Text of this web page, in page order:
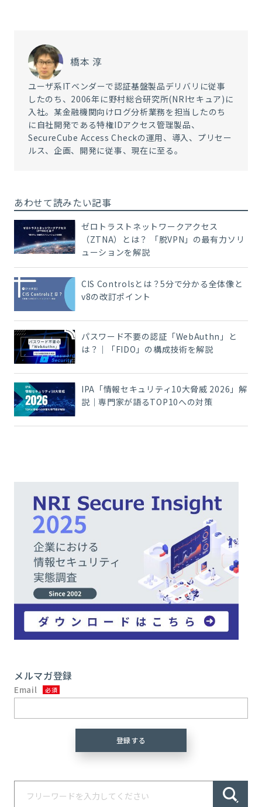
橋本 淳
ユーザ系ITベンダーで認証基盤製品デリバリに従事
したのち、2006年に野村総合研究所(NRIセキュア)に
入社。某金融機関向けログ分析業務を担当したのち
に自社開発である特権IDアクセス管理製品、
SecureCube Access Checkの運用、導入、プリセー
ルス、企画、開発に従事、現在に至る。
あわせて読みたい記事
ゼロトラストネットワークアクセス
（ZTNA）とは？ 「脱VPN」の最有力ソリ
ューションを解説
CIS Controlsとは？5分で分かる全体像と
v8の改訂ポイント
パスワード不要の認証「WebAuthn」と
は？｜「FIDO」の構成技術を解説
IPA「情報セキュリティ10大脅威 2026」解
説｜専門家が語るTOP10への対策
メルマガ登録
Email